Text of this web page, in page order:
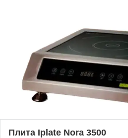
Плита Iplate Nora 3500